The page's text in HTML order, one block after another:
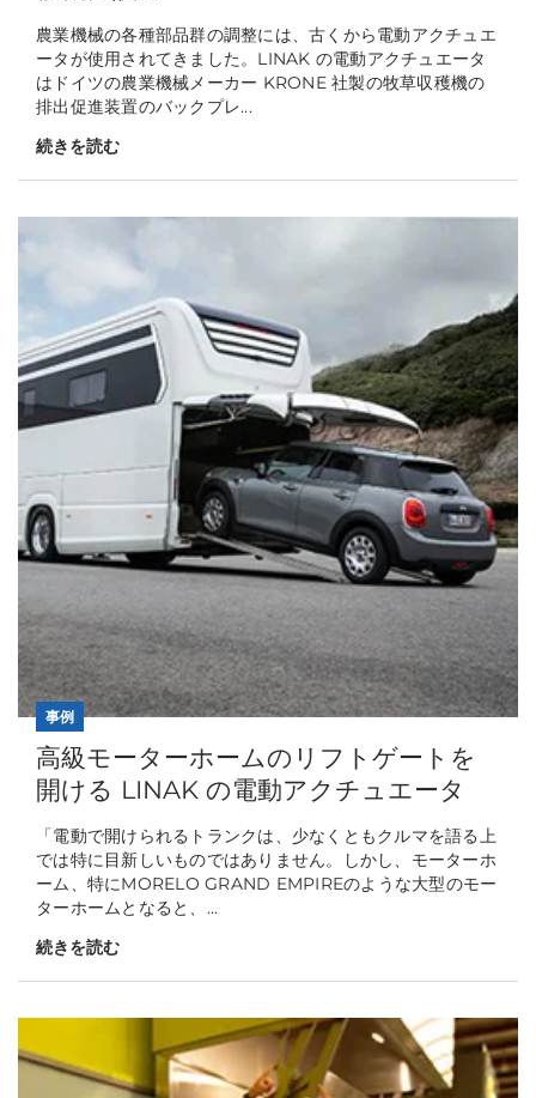
農業機械の各種部品群の調整には、古くから電動アクチュエ
ータが使用されてきました。LINAK の電動アクチュエータ
はドイツの農業機械メーカー KRONE 社製の牧草収穫機の
排出促進装置のバックプレ...
続きを読む
事例
高級モーターホームのリフトゲートを
開ける LINAK の電動アクチュエータ
「電動で開けられるトランクは、少なくともクルマを語る上
では特に目新しいものではありません。しかし、モーターホ
ーム、特にMORELO GRAND EMPIREのような大型のモー
ターホームとなると、...
続きを読む